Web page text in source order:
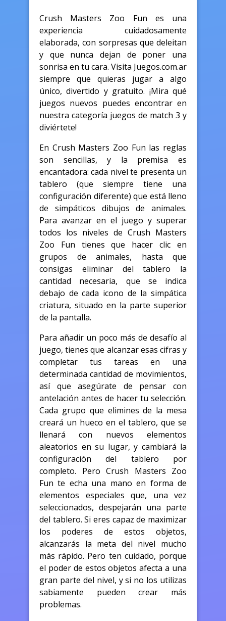
Crush Masters Zoo Fun es una
experiencia cuidadosamente
elaborada, con sorpresas que deleitan
y que nunca dejan de poner una
sonrisa en tu cara. Visita Juegos.com.ar
siempre que quieras jugar a algo
único, divertido y gratuito. ¡Mira qué
juegos nuevos puedes encontrar en
nuestra categoría juegos de match 3 y
diviértete!
En Crush Masters Zoo Fun las reglas
son sencillas, y la premisa es
encantadora: cada nivel te presenta un
tablero (que siempre tiene una
configuración diferente) que está lleno
de simpáticos dibujos de animales.
Para avanzar en el juego y superar
todos los niveles de Crush Masters
Zoo Fun tienes que hacer clic en
grupos de animales, hasta que
consigas eliminar del tablero la
cantidad necesaria, que se indica
debajo de cada icono de la simpática
criatura, situado en la parte superior
de la pantalla.
Para añadir un poco más de desafío al
juego, tienes que alcanzar esas cifras y
completar tus tareas en una
determinada cantidad de movimientos,
así que asegúrate de pensar con
antelación antes de hacer tu selección.
Cada grupo que elimines de la mesa
creará un hueco en el tablero, que se
llenará con nuevos elementos
aleatorios en su lugar, y cambiará la
configuración del tablero por
completo. Pero Crush Masters Zoo
Fun te echa una mano en forma de
elementos especiales que, una vez
seleccionados, despejarán una parte
del tablero. Si eres capaz de maximizar
los poderes de estos objetos,
alcanzarás la meta del nivel mucho
más rápido. Pero ten cuidado, porque
el poder de estos objetos afecta a una
gran parte del nivel, y si no los utilizas
sabiamente pueden crear más
problemas.